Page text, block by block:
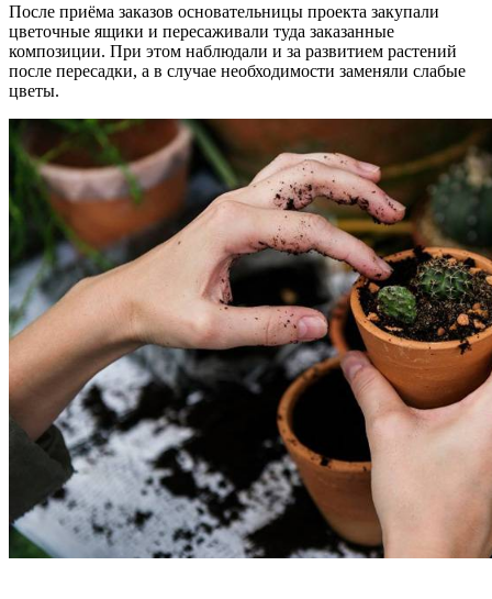
После приёма заказов основательницы проекта закупали
цветочные ящики и пересаживали туда заказанные
композиции. При этом наблюдали и за развитием растений
после пересадки, а в случае необходимости заменяли слабые
цветы.